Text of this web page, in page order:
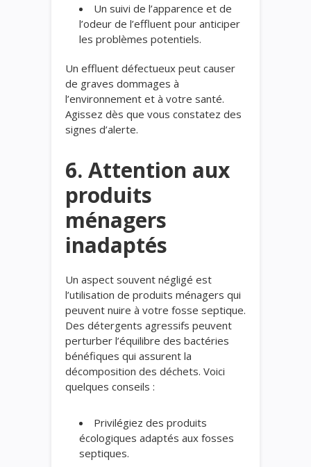
Un suivi de l’apparence et de
l’odeur de l’effluent pour anticiper
les problèmes potentiels.
Un effluent défectueux peut causer
de graves dommages à
l’environnement et à votre santé.
Agissez dès que vous constatez des
signes d’alerte.
6. Attention aux
produits
ménagers
inadaptés
Un aspect souvent négligé est
l’utilisation de produits ménagers qui
peuvent nuire à votre fosse septique.
Des détergents agressifs peuvent
perturber l’équilibre des bactéries
bénéfiques qui assurent la
décomposition des déchets. Voici
quelques conseils :
Privilégiez des produits
écologiques adaptés aux fosses
septiques.